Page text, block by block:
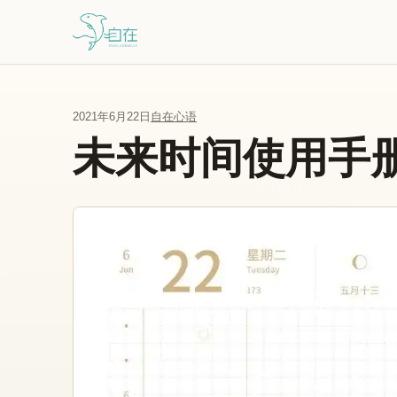
跳到主要内容
2021年6月22日 自在心语
未来时间使用手